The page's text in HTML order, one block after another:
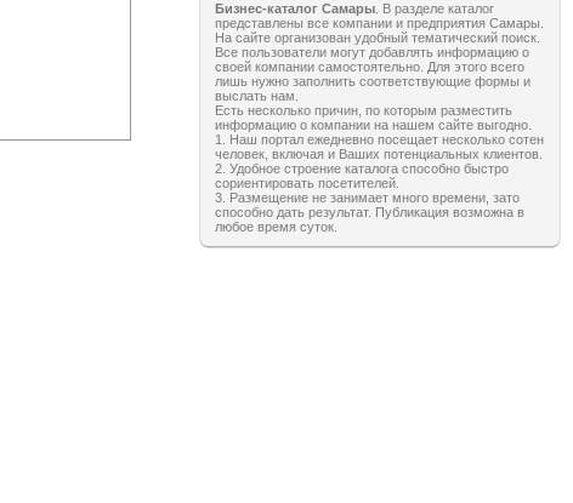
Бизнес-каталог Самары . В разделе каталог
представлены все компании и предприятия Самары.
На сайте организован удобный тематический поиск.
Все пользователи могут добавлять информацию о
своей компании самостоятельно. Для этого всего
лишь нужно заполнить соответствующие формы и
выслать нам.
Есть несколько причин, по которым разместить
информацию о компании на нашем сайте выгодно.
1. Наш портал ежедневно посещает несколько сотен
человек, включая и Ваших потенциальных клиентов.
2. Удобное строение каталога способно быстро
сориентировать посетителей.
3. Размещение не занимает много времени, зато
способно дать результат. Публикация возможна в
любое время суток.